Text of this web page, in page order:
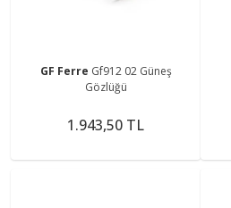
GF Ferre Gf912 02 Güneş
Gözlüğü
1.943,50 TL